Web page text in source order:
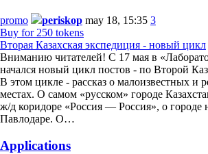
promo periskop may 18, 15:35 3
Buy for 250 tokens
Вторая Казахская экспедиция - новый цикл
Вниманию читателей! С 17 мая в
начался новый цикл постов - по Второй
В этом цикле - рассказ о малоизвестных и
местах. О самом «русском» городе
ж/д коридоре «Россия — Россия», о
Павлодаре. О…
Applications